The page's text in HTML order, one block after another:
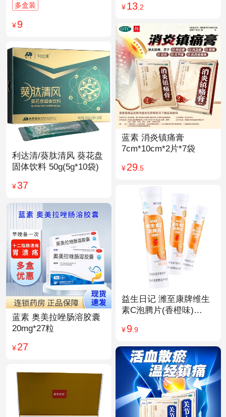
¥13.2
多盒装
¥9
蓝素 消炎镇痛膏
7cm*10cm*2片*7袋
¥29.5
利达清/葵肽清风 葵花盘
固体饮料 50g(5g*10袋)
¥37
益生日记 潍至康牌维生
素C泡腾片(香橙味)
¥9.9
蓝素 奥美拉唑肠溶胶囊
20mg*27粒
¥27